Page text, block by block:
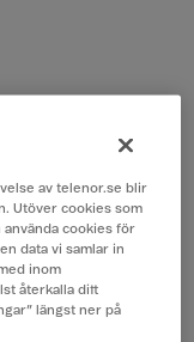
av telenor.se blir
Utöver cookies som
använda cookies för
data vi samlar in
inom
återkalla ditt
längst ner på